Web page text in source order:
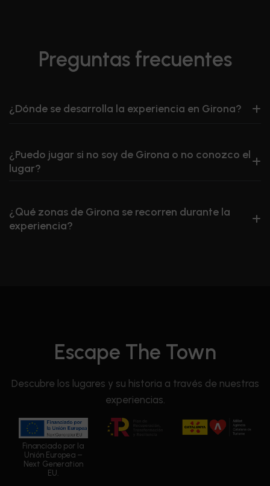
Preguntas frecuentes
¿Dónde se desarrolla la experiencia en Girona?
¿Puedo jugar si no soy de Girona o no conozco el
lugar?
¿Qué zonas de Girona se recorren durante la
experiencia?
Escape The Town
Descubre los lugares y su historia a través de nuestras
experiencias.
Financiado por la
Unión Europea –
Next Generation
EU.